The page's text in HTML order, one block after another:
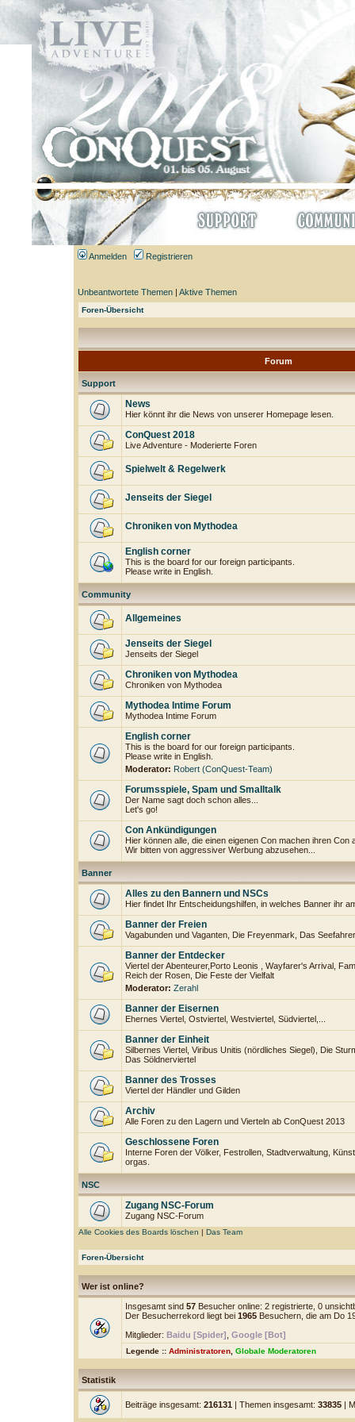
Anmelden Registrieren
Unbeantwortete Themen | Aktive Themen
Foren-Übersicht
Forum
Support
News
Hier könnt ihr die News von unserer Homepage lesen.
ConQuest 2018
Live Adventure - Moderierte Foren
Spielwelt & Regelwerk
Jenseits der Siegel
Chroniken von Mythodea
English corner
This is the board for our foreign participants.
Please write in English.
Community
Allgemeines
Jenseits der Siegel
Jenseits der Siegel
Chroniken von Mythodea
Chroniken von Mythodea
Mythodea Intime Forum
Mythodea Intime Forum
English corner
This is the board for our foreign participants.
Please write in English.
Moderator: Robert (ConQuest-Team)
Forumsspiele, Spam und Smalltalk
Der Name sagt doch schon alles...
Let's go!
Con Ankündigungen
Hier können alle, die einen eigenen Con machen ihren Con
Wir bitten von aggressiver Werbung abzusehen...
Banner
Alles zu den Bannern und NSCs
Hier findet Ihr Entscheidungshilfen, in welches Banner ihr
Banner der Freien
Vagabunden und Vaganten, Die Freyenmark, Das
Banner der Entdecker
Viertel der Abenteurer,Porto Leonis , Wayfarer's Arrival,
Reich der Rosen, Die Feste der Vielfalt
Moderator: Zerahl
Banner der Eisernen
Ehernes Viertel, Ostviertel, Westviertel, Südviertel,...
Banner der Einheit
Silbernes Viertel, Viribus Unitis (nördliches Siegel), Die
Das Söldnerviertel
Banner des Trosses
Viertel der Händler und Gilden
Archiv
Alle Foren zu den Lagern und Vierteln ab ConQuest 2013
Geschlossene Foren
Interne Foren der Völker, Festrollen, Stadtverwaltung,
orgas.
NSC
Zugang NSC-Forum
Zugang NSC-Forum
Alle Cookies des Boards löschen | Das Team
Foren-Übersicht
Wer ist online?
Insgesamt sind 57 Besucher online: 2 registrierte, 0
Der Besucherrekord liegt bei 1965 Besuchern, die am Do
Mitglieder: Baidu [Spider] Google [Bot]
Legende :: Administratoren Globale Moderatoren
Statistik
Beiträge insgesamt: 216131 | Themen insgesamt: 33835 |